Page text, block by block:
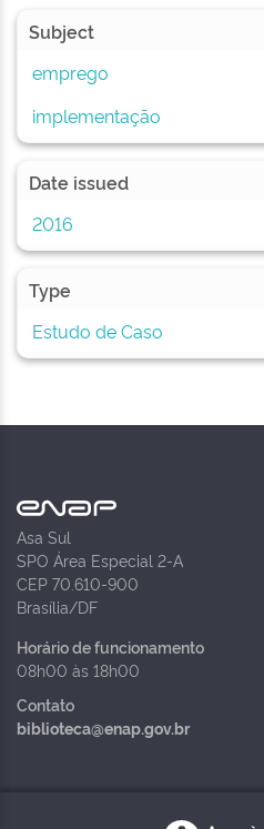
Subject
emprego
implementação
Date issued
2016
Type
Estudo de Caso
Asa Sul
SPO Área Especial 2-A
CEP 70.610-900
Brasília/DF
Horário de funcionamento
08h00 às 18h00
Contato
biblioteca@enap.gov.br